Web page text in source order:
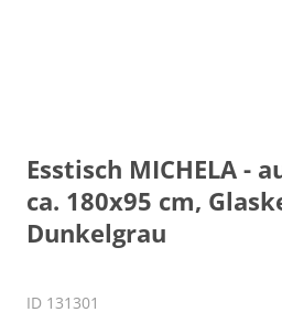
Esstisch MICHELA -
ca. 180x95 cm,
Dunkelgrau
ID 131301